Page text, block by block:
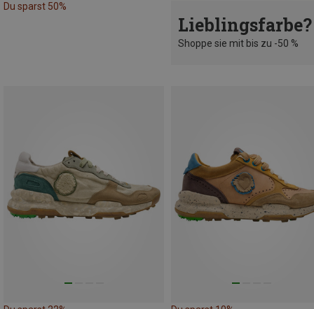
Du sparst 50%
Lieblingsfarbe?
Shoppe sie mit bis zu -50 %